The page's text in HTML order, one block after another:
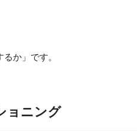
か」です。
ョニング